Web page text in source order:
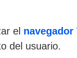
el navegador
del usuario.